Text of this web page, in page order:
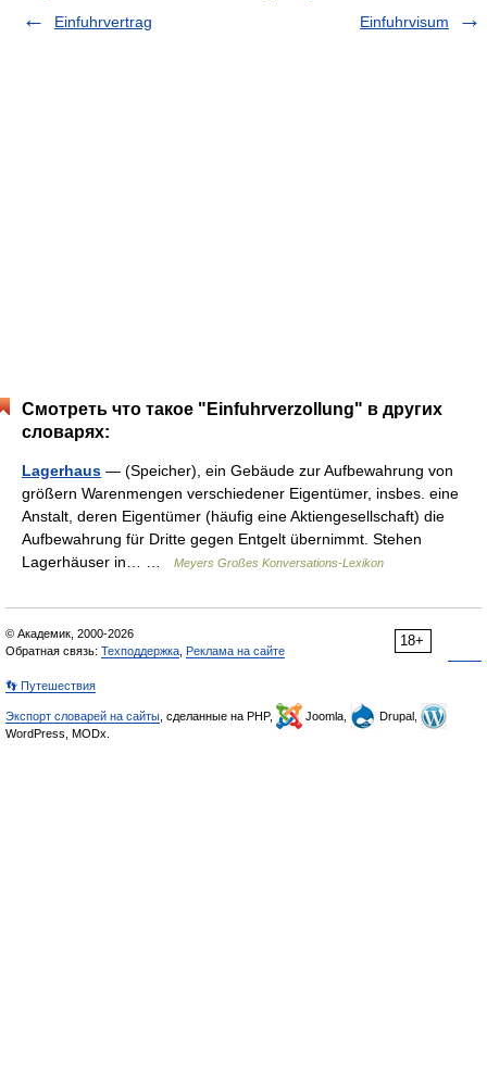
Einfuhrvertrag
Einfuhrvisum
Смотреть что такое "Einfuhrverzollung" в других
словарях:
Lagerhaus — (Speicher), ein Gebäude zur Aufbewahrung von
größern Warenmengen verschiedener Eigentümer, insbes. eine
Anstalt, deren Eigentümer (häufig eine Aktiengesellschaft) die
Aufbewahrung für Dritte gegen Entgelt übernimmt. Stehen
Lagerhäuser in… …
Meyers Großes Konversations-Lexikon
18+
© Академик, 2000-2026
Обратная связь: Техподдержка Реклама на сайте
👣 Путешествия
Экспорт словарей на сайты , сделанные на PHP, Joomla,
Drupal,
WordPress, MODx.